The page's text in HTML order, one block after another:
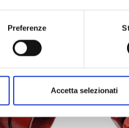
Preferenze
Accetta selezionati